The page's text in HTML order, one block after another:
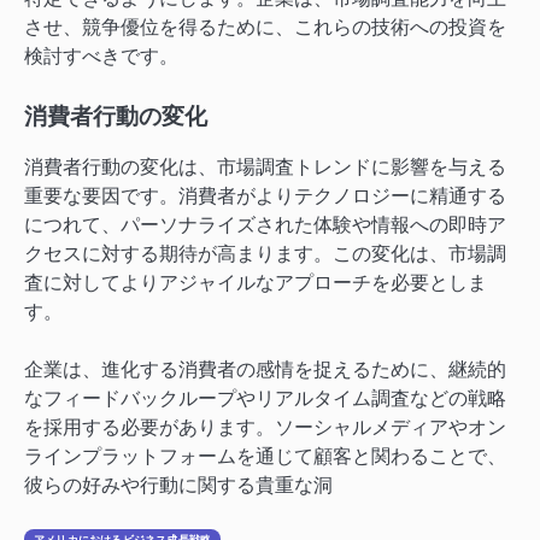
させ、競争優位を得るために、これらの技術への投資を
検討すべきです。
消費者行動の変化
消費者行動の変化は、市場調査トレンドに影響を与える
重要な要因です。消費者がよりテクノロジーに精通する
につれて、パーソナライズされた体験や情報への即時ア
クセスに対する期待が高まります。この変化は、市場調
査に対してよりアジャイルなアプローチを必要としま
す。
企業は、進化する消費者の感情を捉えるために、継続的
なフィードバックループやリアルタイム調査などの戦略
を採用する必要があります。ソーシャルメディアやオン
ラインプラットフォームを通じて顧客と関わることで、
彼らの好みや行動に関する貴重な洞